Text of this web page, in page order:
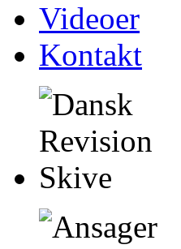
Videoer
Kontakt